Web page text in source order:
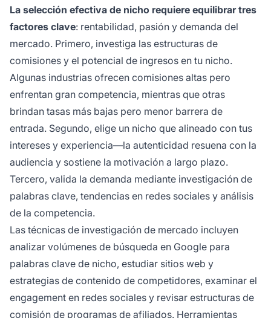
La selección efectiva de nicho requiere equilibrar tres
factores clave: rentabilidad, pasión y demanda del
mercado. Primero, investiga las estructuras de
comisiones y el potencial de ingresos en tu nicho.
Algunas industrias ofrecen comisiones altas pero
enfrentan gran competencia, mientras que otras
brindan tasas más bajas pero menor barrera de
entrada. Segundo, elige un nicho que alineado con tus
intereses y experiencia—la autenticidad resuena con la
audiencia y sostiene la motivación a largo plazo.
Tercero, valida la demanda mediante investigación de
palabras clave, tendencias en redes sociales y análisis
de la competencia.
Las técnicas de investigación de mercado incluyen
analizar volúmenes de búsqueda en Google para
palabras clave de nicho, estudiar sitios web y
estrategias de contenido de competidores, examinar el
engagement en redes sociales y revisar estructuras de
comisión de programas de afiliados. Herramientas